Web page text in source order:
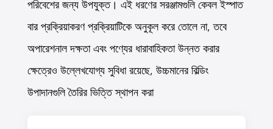
পরিবেশের জন্য উপযুক্ত। এই ধরণের সরঞ্জামগুলি কেবল ইস্পাত
বার প্রক্রিয়াকরণ প্রক্রিয়াটিকে অনুকূল করে তোলে না, তবে
অপারেশনাল দক্ষতা এবং পণ্যের ধারাবাহিকতা উন্নত করার
ক্ষেত্রেও উল্লেখযোগ্য সুবিধা রয়েছে, উচ্চমানের বিল্ডিং
উপাদানগুলি তৈরির ভিত্তি স্থাপন করা